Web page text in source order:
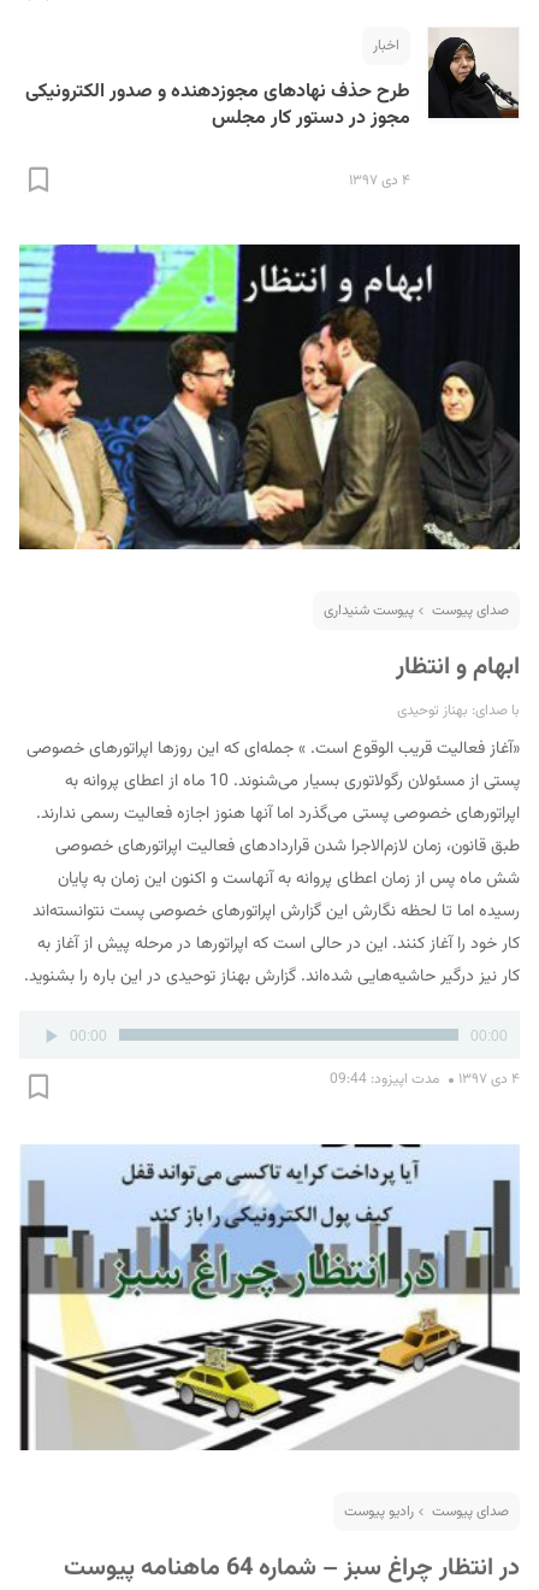
اخبار
طرح حذف نهاد‌های مجوز‌دهنده و صدور الکترونیکی
مجوز در دستور کار مجلس
۴ دی ۱۳۹۷
صدای پیوست پیوست شنیداری
ابهام و انتظار
با صدای: بهناز توحیدی
«آغاز فعالیت قریب الوقوع است. » جمله‌ای که این روزها اپراتورهای خصوصی
پستی از مسئولان رگولاتوری بسیار می‌شنوند. 10 ماه از اعطای پروانه به
اپراتورهای خصوصی پستی می‌گذرد اما آنها هنوز اجازه فعالیت رسمی ندارند.
طبق قانون، زمان لازم‌الاجرا شدن قراردادهای فعالیت اپراتورهای خصوصی
شش ماه پس از زمان اعطای پروانه به آنهاست و اکنون این زمان به پایان
رسیده اما تا لحظه نگارش این گزارش اپراتورهای خصوصی پست نتوانسته‌اند
کار خود را آغاز کنند. این در حالی است که اپراتورها در مرحله پیش از آغاز به
کار نیز درگیر حاشیه‌هایی شده‌اند. گزارش بهناز توحیدی در این باره را بشنوید.
پخش‌کننده
صوت
00:00 00:00
۴ دی ۱۳۹۷ مدت اپیزود: 09:44
صدای پیوست رادیو پیوست
در انتظار چراغ سبز – شماره 64 ماهنامه پیوست